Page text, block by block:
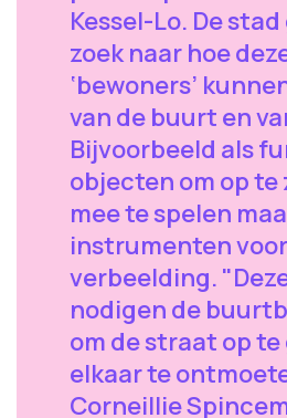
Kessel-Lo. De
zoek naar hoe
‘bewoners’
van de buurt en
Bijvoorbeeld als
objecten om op te
mee te spelen
instrumenten
verbeelding.
nodigen de
om de straat op te
elkaar te
Corneillie